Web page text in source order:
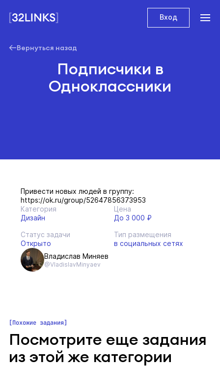
Вход
Вернуться назад
Подписчики в
Одноклассники
Привести новых людей в группу:
https://ok.ru/group/52647856373953
Категория
Дизайн
Цена
До 3 000 ₽
Статус задачи
Открыто
Тип размещения
в социальных сетях
Владислав Миняев
@VladislavMinyaev
Похожие задания
Посмотрите еще задания
из этой же категории